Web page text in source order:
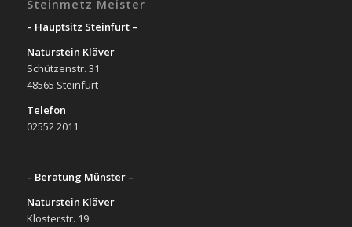
Steinmetz Meister
– Hauptsitz Steinfurt –
Naturstein Kläver
Schützenstr. 31
48565 Steinfurt
Telefon
02552 2011
– Beratung Münster –
Naturstein Kläver
Klosterstr. 19